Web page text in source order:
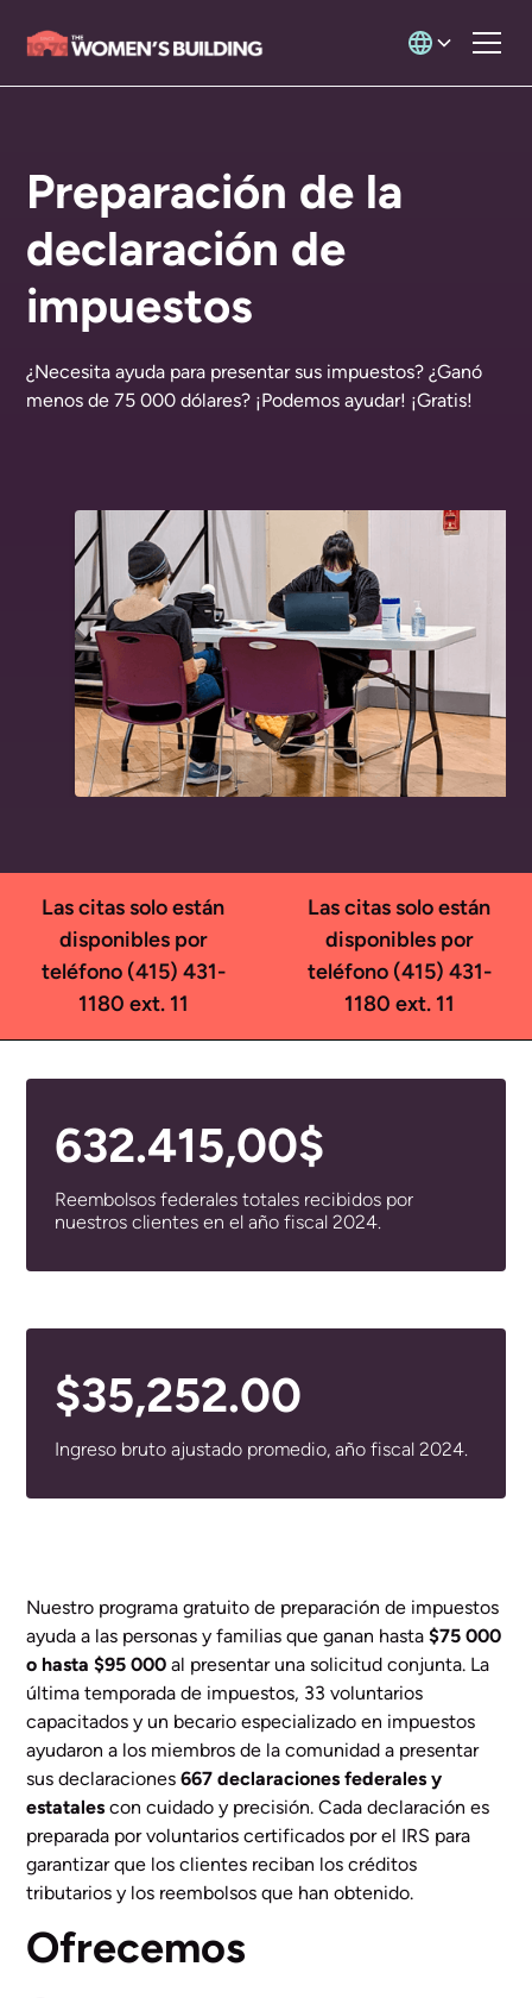
Preparación de la
declaración de
impuestos
¿Necesita ayuda para presentar sus impuestos? ¿Ganó
menos de 75 000 dólares? ¡Podemos ayudar! ¡Gratis!
Las citas solo están
disponibles por
teléfono (415) 431-
1180 ext. 11
Las citas solo están
disponibles por
teléfono (415) 431-
1180 ext. 11
632.415,00$
Reembolsos federales totales recibidos por
nuestros clientes en el año fiscal 2024.
$35,252.00
Ingreso bruto ajustado promedio, año fiscal 2024.
Nuestro programa gratuito de preparación de impuestos
ayuda a las personas y familias que ganan hasta$75 000
o hasta $95 000al presentar una solicitud conjunta. La
última temporada de impuestos, 33 voluntarios
capacitados y un becario especializado en impuestos
ayudaron a los miembros de la comunidad a presentar
sus declaraciones667 declaraciones federales y
estatalescon cuidado y precisión. Cada declaración es
preparada por voluntarios certificados por el IRS para
garantizar que los clientes reciban los créditos
tributarios y los reembolsos que han obtenido.
Ofrecemos